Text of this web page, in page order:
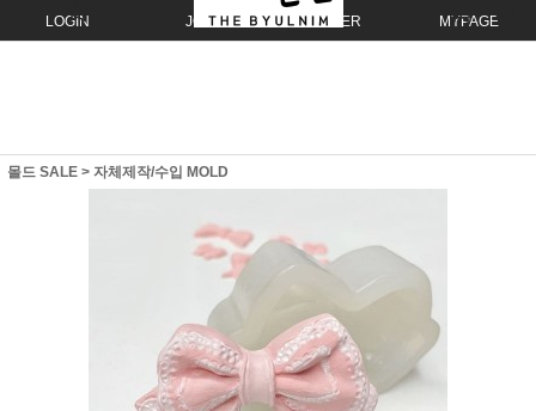
LOGIN JOIN ORDER MYPAGE
몰드 SALE > 자체제작/수입 MOLD